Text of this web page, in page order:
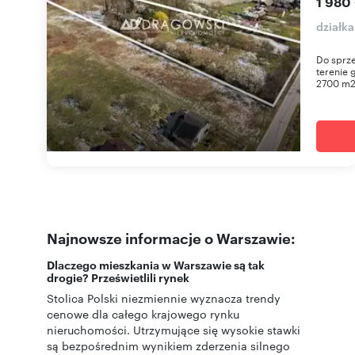
Do
terenie
2700
Najnowsze informacje o Warszawie:
Dlaczego mieszkania w Warszawie są tak
drogie? Prześwietlili rynek
Stolica Polski niezmiennie wyznacza trendy
cenowe dla całego krajowego rynku
nieruchomości. Utrzymujące się wysokie stawki
są bezpośrednim wynikiem zderzenia silnego